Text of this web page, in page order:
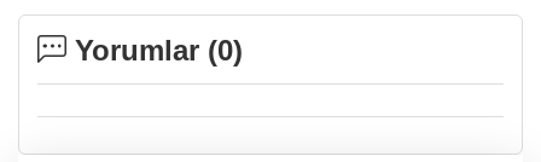
Yorumlar (0)